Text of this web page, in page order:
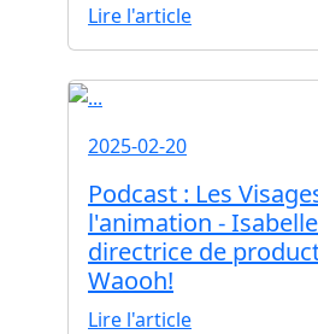
Lire l'article
2025-02-20
Podcast : Les
l'animation -
directrice de
Waooh!
Lire l'article